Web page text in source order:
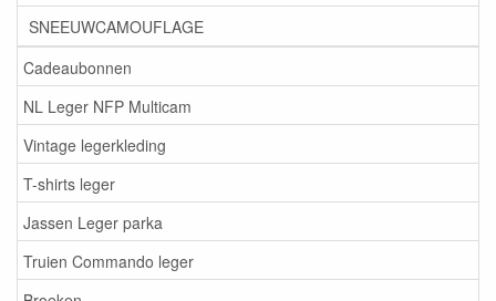
SNEEUWCAMOUFLAGE
Cadeaubonnen
NL Leger NFP Multicam
Vintage legerkleding
T-shirts leger
Jassen Leger parka
Truien Commando leger